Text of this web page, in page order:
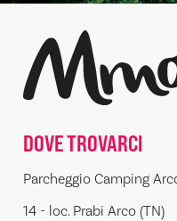
DOVE TROVARCI
Parcheggio Camping
14 - loc. Prabi Arco (TN)